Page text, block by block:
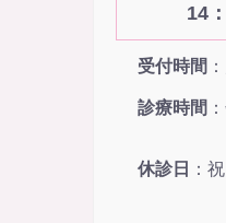
14
受付時間
診療時間
休診日 ：